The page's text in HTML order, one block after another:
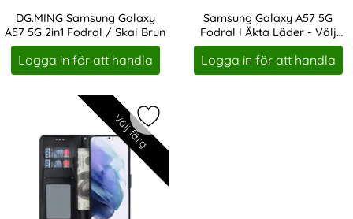
DG.MING Samsung Galaxy
A57 5G 2in1 Fodral / Skal Brun
Art. nr 247196
Logga in för att handla
Samsung Galaxy A57 5G
Fodral I Äkta Läder - Välj
Färg!
Art. nr 246007
Logga in för att handla
Välj färgMarkera samsung Galaxy A57 5G